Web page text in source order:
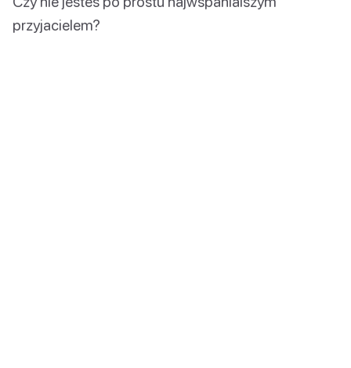
przyjacielem?